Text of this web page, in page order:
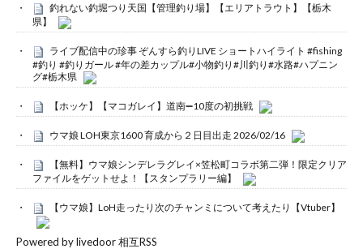
釣れない釣堀つり天国【管理釣り場】【エリアトラウト】【栃木
県】
ライブ配信中の珍事 ぞんすら釣りLIVE ショートハイライト #fishing
#釣り #釣りガール #年の差カップル#小物釣り#川釣り#水路#ハプニン
グ#栃木県
【ホッケ】【マコガレイ】道南➖10度の初挑戦
ウマ娘 LOH東京1600 育成から２日目出走 2026/02/16
【無料】ウマ娘シンデレラグレイ×笠松町コラボ第二弾！限定クリア
ファイルをゲットせよ！【スタンプラリー編】
【ウマ娘】LoH走ったり次のチャンミについて考えたり【Vtuber】
Powered by livedoor 相互RSS